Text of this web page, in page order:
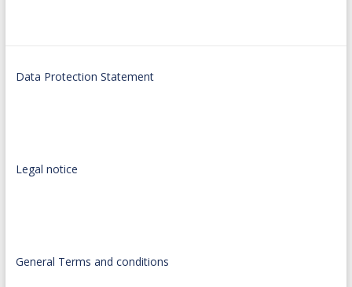
Data Protection Statement
Legal notice
General Terms and conditions